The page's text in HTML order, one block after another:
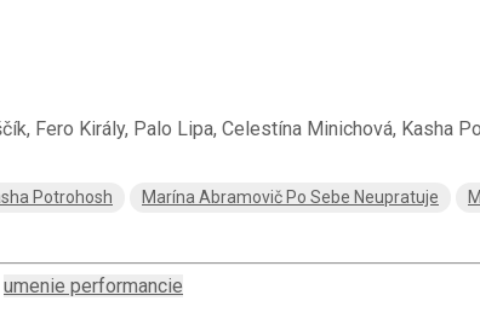
Fero Király, Palo Lipa, Celestína Minichová, Kasha
Potrohosh Marína Abramovič Po Sebe Neupratuje
umenie performancie